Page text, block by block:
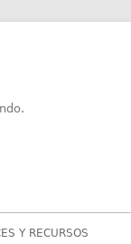
Y RECURSOS